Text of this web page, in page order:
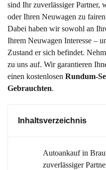
sind Ihr zuverlässiger Partner,
oder Ihren Neuwagen zu
Dabei haben wir sowohl an
Ihrem Neuwagen Interesse –
Zustand er sich befindet.
zu uns auf. Wir garantieren
einen kostenlosen Rundum-
Gebrauchten.
Inhaltsverzeichnis
Autoankauf in
zuverlässiger